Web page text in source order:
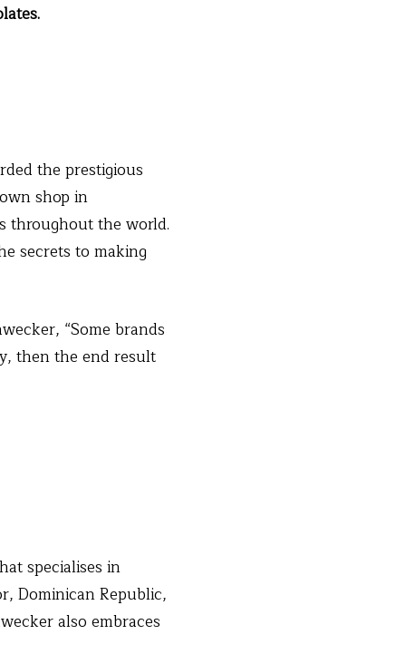
the prestigious
shop in
throughout the world.
secrets to making
“Some brands
then the end result
specialises in
Dominican Republic,
also embraces